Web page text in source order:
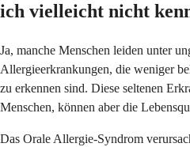
ich vielleicht nicht
Ja, manche Menschen leiden unter
Allergieerkrankungen, die weniger
zu erkennen sind. Diese seltenen
Menschen, können aber die
Das Orale Allergie-Syndrom